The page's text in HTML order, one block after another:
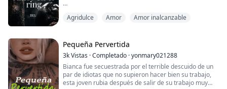
suyos, y algo se quebró. Una grieta en el concreto.
«¿Así cómo?»
«Como si no te diera miedo».
⚡︎
Agridulce Amor Amor inalcanzable
Pequeña Pervertida
3kVistas ·Completado ·yonmary021288
Bianca fue secuestrada por el terrible descuido de un
par de idiotas que no supieron hacer bien su trabajo,
esta joven rubia después de salir de su trabajo muy